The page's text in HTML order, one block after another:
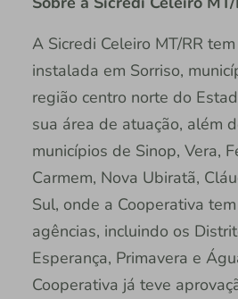
A Sicredi Celeiro MT/RR
instalada em Sorriso,
região centro norte do
sua área de atuação, além
municípios de Sinop, Vera,
Carmem, Nova Ubiratã,
Sul, onde a Cooperativa
agências, incluindo os
Esperança, Primavera e
Cooperativa já teve